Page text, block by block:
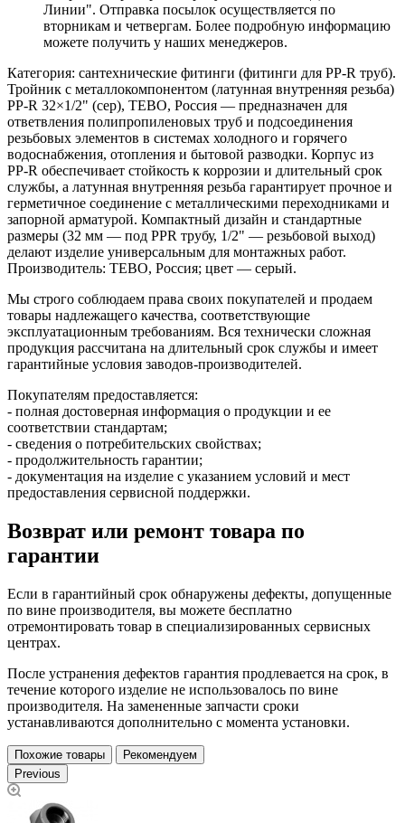
Линии". Отправка посылок осуществляется по
вторникам и четвергам. Более подробную информацию
можете получить у наших менеджеров.
Категория: сантехнические фитинги (фитинги для PP-R труб).
Тройник с металлокомпонентом (латунная внутренняя резьба)
PP-R 32×1/2" (сер), TEBO, Россия — предназначен для
ответвления полипропиленовых труб и подсоединения
резьбовых элементов в системах холодного и горячего
водоснабжения, отопления и бытовой разводки. Корпус из
PP‑R обеспечивает стойкость к коррозии и длительный срок
службы, а латунная внутренняя резьба гарантирует прочное и
герметичное соединение с металлическими переходниками и
запорной арматурой. Компактный дизайн и стандартные
размеры (32 мм — под PPR трубу, 1/2" — резьбовой выход)
делают изделие универсальным для монтажных работ.
Производитель: TEBO, Россия; цвет — серый.
Мы строго соблюдаем права своих покупателей и продаем
товары надлежащего качества, соответствующие
эксплуатационным требованиям. Вся технически сложная
продукция рассчитана на длительный срок службы и имеет
гарантийные условия заводов-производителей.
Покупателям предоставляется:
- полная достоверная информация о продукции и ее
соответствии стандартам;
- сведения о потребительских свойствах;
- продолжительность гарантии;
- документация на изделие с указанием условий и мест
предоставления сервисной поддержки.
Возврат или ремонт товара по
гарантии
Если в гарантийный срок обнаружены дефекты, допущенные
по вине производителя, вы можете бесплатно
отремонтировать товар в специализированных сервисных
центрах.
После устранения дефектов гарантия продлевается на срок, в
течение которого изделие не использовалось по вине
производителя. На замененные запчасти сроки
устанавливаются дополнительно с момента установки.
Похожие товары
Рекомендуем
Previous